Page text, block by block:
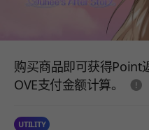
购买商品即可获得Point
OVE支付金额计算。
도
UTILITY